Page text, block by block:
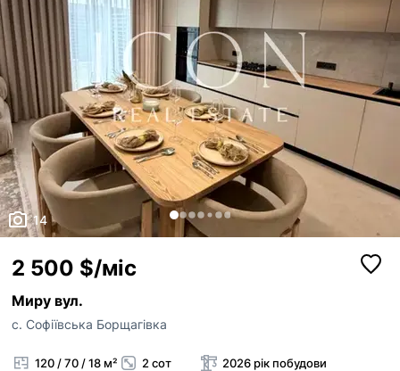
14
2 500 $/міс
Миру вул.
с. Софіївська Борщагівка
120 / 70 / 18 м²
2 сот
2026 рік побудови